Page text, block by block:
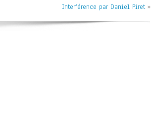
Interférence par Daniel Piret »